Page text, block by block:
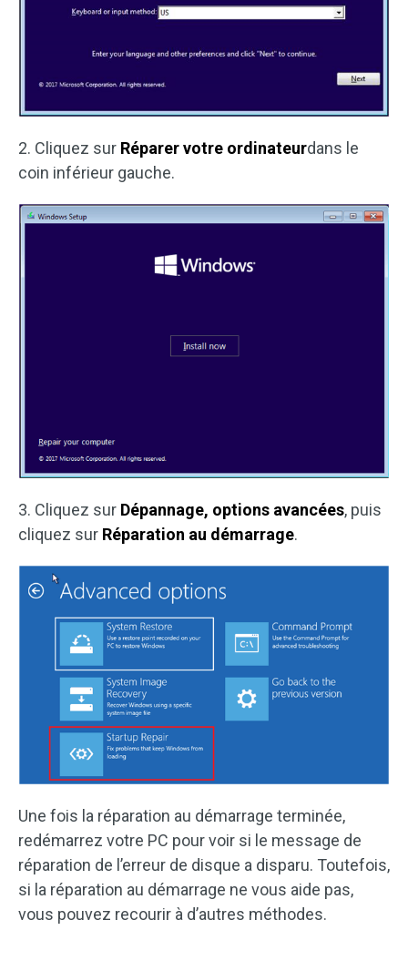
2. Cliquez sur Réparer votre ordinateurdans le
coin inférieur gauche.
3. Cliquez sur Dépannage, options avancées, puis
cliquez sur Réparation au démarrage.
Une fois la réparation au démarrage terminée,
redémarrez votre PC pour voir si le message de
réparation de l’erreur de disque a disparu. Toutefois,
si la réparation au démarrage ne vous aide pas,
vous pouvez recourir à d’autres méthodes.